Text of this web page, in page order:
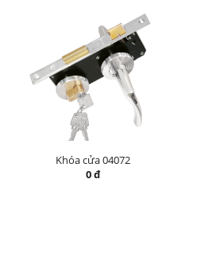
Khóa cửa 04072
0 đ